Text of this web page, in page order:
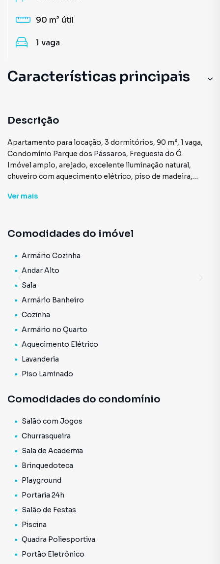
90 m² útil
1 vaga
Características principais
Descrição
Apartamento para locação, 3 dormitórios, 90 m², 1 vaga,
Condomínio Parque dos Pássaros, Freguesia do Ó.
Imóvel amplo, arejado, excelente iluminação natural,
chuveiro com aquecimento elétrico, piso de madeira,
morar, andar alto, 1 vaga de garagem.
Facilidades de acesso a Av. General Edgar Facó, Ponte
Comercial Elétrica, Paróquia Nossa Senhora do Ó.
Ver mais
Comodidades do imóvel
Armário Cozinha
Andar Alto
Sala
Armário Banheiro
Cozinha
Armário no Quarto
Aquecimento Elétrico
Lavanderia
Piso Laminado
Comodidades do condomínio
Salão com Jogos
Churrasqueira
Sala de Academia
Brinquedoteca
Playground
Portaria 24h
Salão de Festas
Piscina
Quadra Poliesportiva
Portão Eletrônico